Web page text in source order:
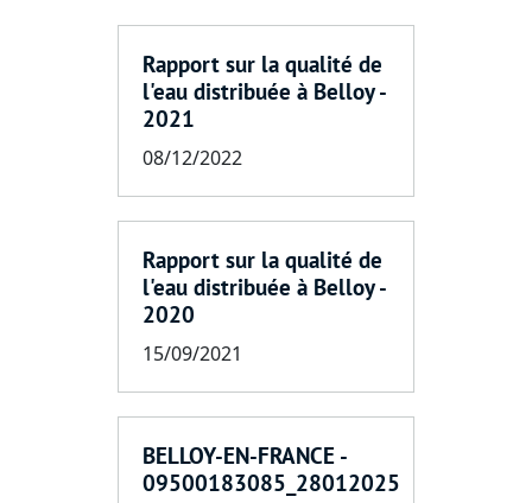
Rapport sur la qualité de
l'eau distribuée à Belloy -
2021
08/12/2022
Rapport sur la qualité de
l'eau distribuée à Belloy -
2020
15/09/2021
BELLOY-EN-FRANCE -
09500183085_28012025